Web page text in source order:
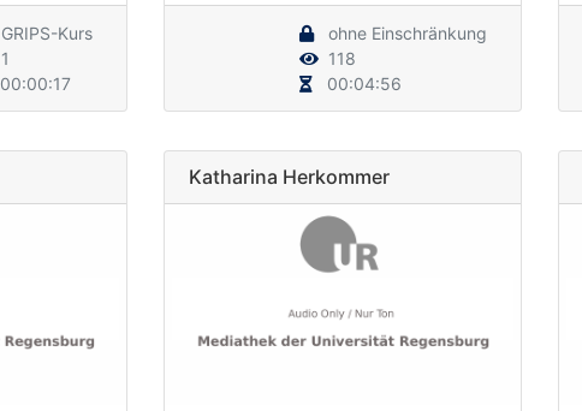
GRIPS-Kurs
1
00:00:17
ohne Einschränkung
118
00:04:56
Katharina Herkommer